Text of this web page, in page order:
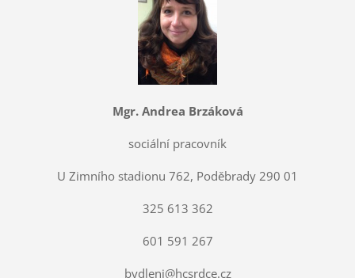
Mgr. Andrea Brzáková
sociální pracovník
U Zimního stadionu 762, Poděbrady 290 01
325 613 362
601 591 267
bydleni@hcsrdce.cz